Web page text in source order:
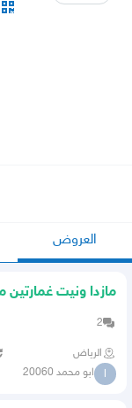
العروض
نظيف بنزين
2
الرياض
ا ابو محمد 20060